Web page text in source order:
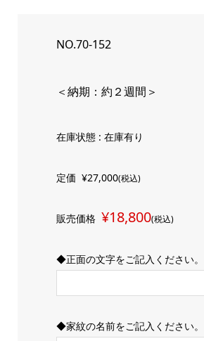
NO.70-152
＜納期：約２週間＞
在庫状態 : 在庫有り
定価 ¥27,000(税込)
販売価格 ¥18,800(税込)
◆正面の文字をご記入ください。
◆家紋の名前をご記入ください。